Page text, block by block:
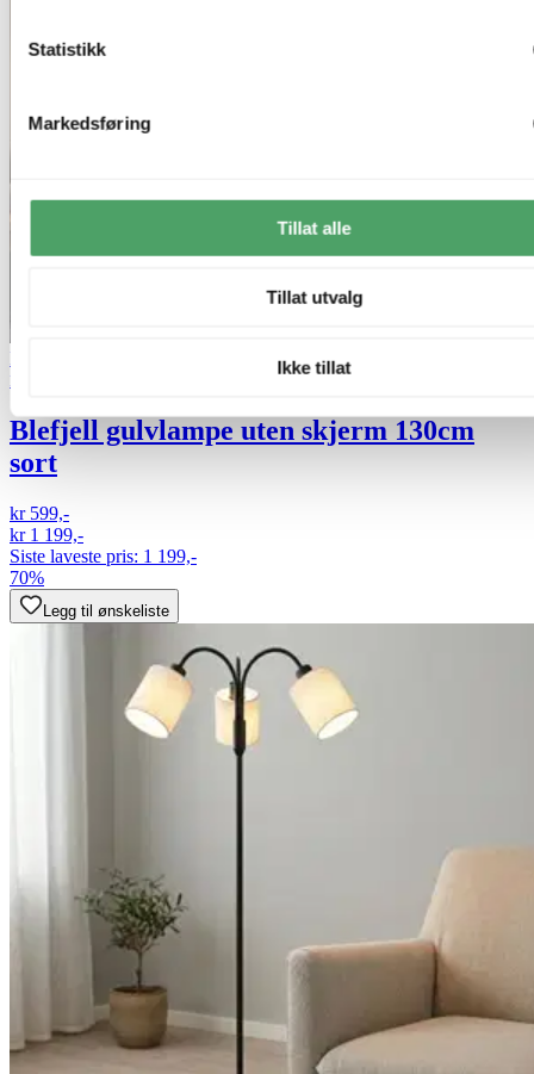
Statistikk
Markedsføring
Tillat alle
Tillat utvalg
Ikke tillat
Bestselger 50% på nesten alle gulvlamper
Nova Life
Blefjell gulvlampe uten skjerm 130cm
sort
kr 599,-
kr 1 199,-
Siste laveste pris: 1 199,-
70%
Legg til ønskeliste